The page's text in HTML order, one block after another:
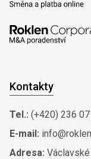
Kontakty
Tel.: (+420) 236
E-mail:
Adresa: